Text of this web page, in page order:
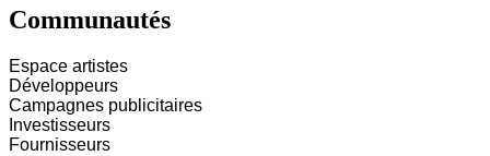
Communautés
Espace artistes
Développeurs
Campagnes publicitaires
Investisseurs
Fournisseurs